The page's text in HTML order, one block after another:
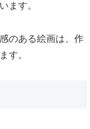
ます。
のある絵画は、作
す。